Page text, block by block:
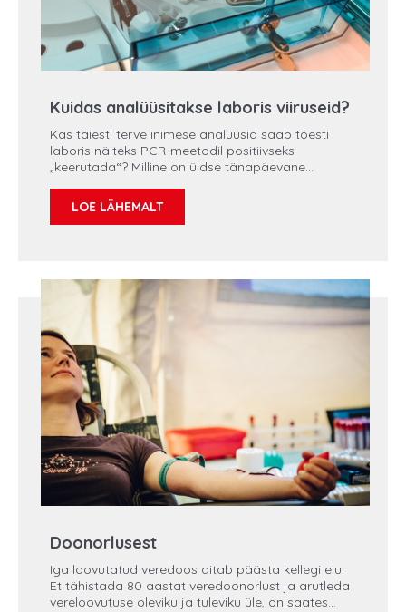
Kuidas analüüsitakse laboris viiruseid?
Kas täiesti terve inimese analüüsid saab tõesti
laboris näiteks PCR-meetodil positiivseks
„keerutada“? Milline on üldse tänapäevane
kes seal töötavad? Milliste meetoditega erinevaid
haigustekitajaid tuvastatakse? Kõigest sellest
LOE LÄHEMALT
Doonorlusest
Iga loovutatud veredoos aitab päästa kellegi elu.
Et tähistada 80 aastat veredoonorlust ja arutleda
vereloovutuse oleviku ja tuleviku üle, on saates